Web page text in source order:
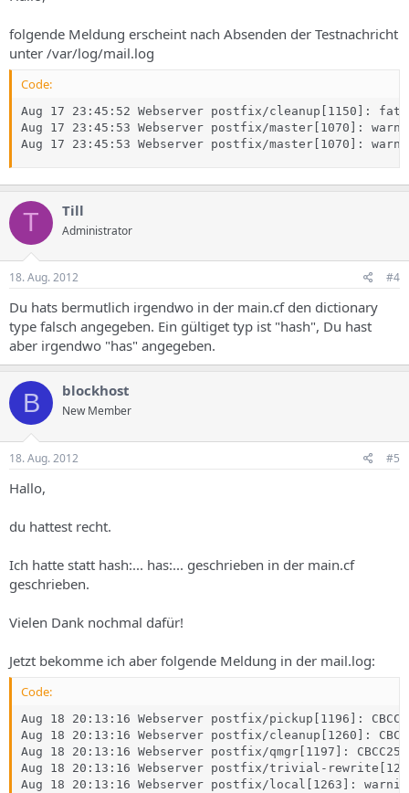
folgende Meldung erscheint nach Absenden der Testnachricht
unter /var/log/mail.log
Code:
Aug 17 23:45:52 Webserver postfix/cleanup[1150]:
Aug 17 23:45:53 Webserver postfix/master[1070]:
Aug 17 23:45:53 Webserver postfix/master[1070]:
T Till
Administrator
18. Aug. 2012 #4
Du hats bermutlich irgendwo in der main.cf den dictionary
type falsch angegeben. Ein gültiget typ ist "hash", Du hast
aber irgendwo "has" angegeben.
B blockhost
New Member
18. Aug. 2012 #5
Hallo,
du hattest recht.
Ich hatte statt hash:... has:... geschrieben in der main.cf
geschrieben.
Vielen Dank nochmal dafür!
Jetzt bekomme ich aber folgende Meldung in der mail.log:
Code:
Aug 18 20:13:16 Webserver postfix/pickup[1196]:
Aug 18 20:13:16 Webserver postfix/cleanup[1260]:
Aug 18 20:13:16 Webserver postfix/qmgr[1197]:
Aug 18 20:13:16 Webserver postfix/trivial-
Aug 18 20:13:16 Webserver postfix/local[1263]: